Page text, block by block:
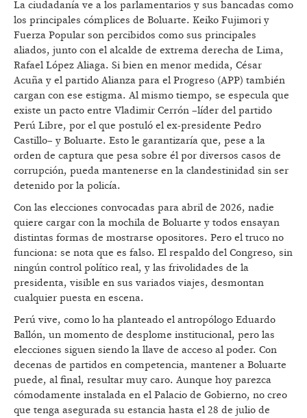
La ciudadanía ve a los parlamentarios y sus bancadas como
los principales cómplices de Boluarte. Keiko Fujimori y
Fuerza Popular son percibidos como sus principales
aliados, junto con el alcalde de extrema derecha de Lima,
Rafael López Aliaga. Si bien en menor medida, César
Acuña y el partido Alianza para el Progreso (APP) también
cargan con ese estigma. Al mismo tiempo, se especula que
existe un pacto entre Vladimir Cerrón –líder del partido
Perú Libre, por el que postuló el ex-presidente Pedro
Castillo– y Boluarte. Esto le garantizaría que, pese a la
orden de captura que pesa sobre él por diversos casos de
corrupción, pueda mantenerse en la clandestinidad sin ser
detenido por la policía.
Con las elecciones convocadas para abril de 2026, nadie
quiere cargar con la mochila de Boluarte y todos ensayan
distintas formas de mostrarse opositores. Pero el truco no
funciona: se nota que es falso. El respaldo del Congreso, sin
ningún control político real, y las frivolidades de la
presidenta, visible en sus variados viajes, desmontan
cualquier puesta en escena.
Perú vive, como lo ha planteado el antropólogo Eduardo
Ballón, un momento de desplome institucional, pero las
elecciones siguen siendo la llave de acceso al poder. Con
decenas de partidos en competencia, mantener a Boluarte
puede, al final, resultar muy caro. Aunque hoy parezca
cómodamente instalada en el Palacio de Gobierno, no creo
que tenga asegurada su estancia hasta el 28 de julio de